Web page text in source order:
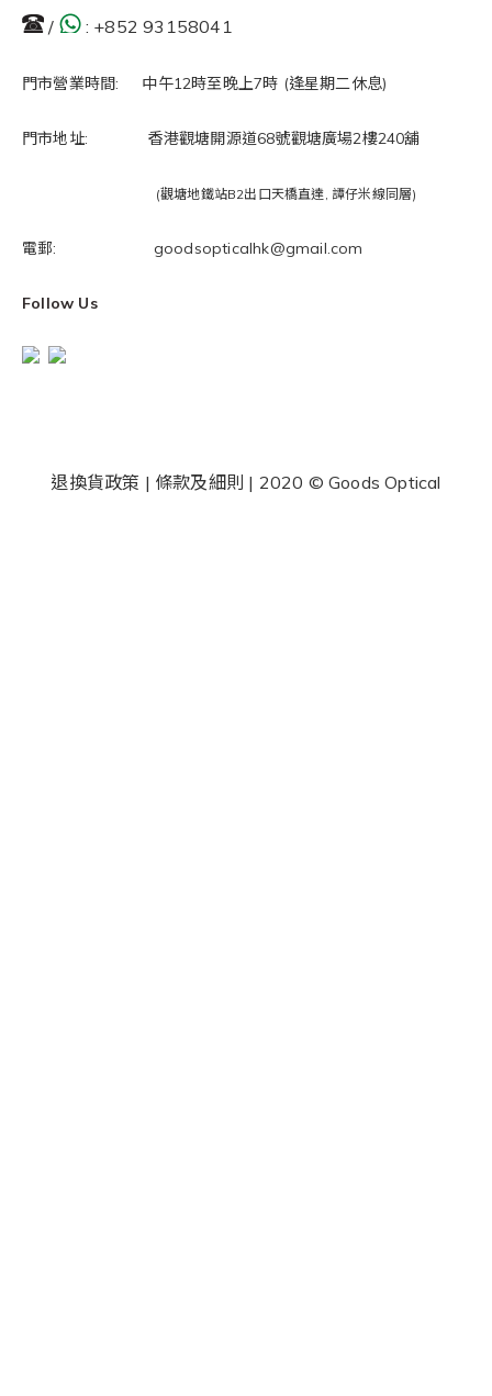
/ : +852 93158041
門市營業時間: 中午12時至晚上7時 (逢星期二休息)
門市地址: 香港觀塘開源道68號觀塘廣場2樓240舖
(觀塘地鐵站B2出口天橋直達, 譚仔米線同層)
電郵: goodsopticalhk@gmail.com
Follow Us
退換貨政策 | 條款及細則 | 2020 © Goods Optical